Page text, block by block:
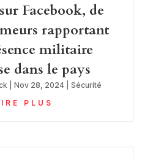
Facebook, de
rapportant
militaire
dans le pays
Nov 28, 2024| Sécurité
PLUS